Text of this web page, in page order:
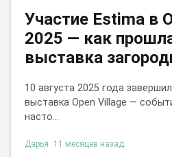
Участие Estima в
2025 — как
выставка
10 августа 2025 года
выставка Open Village —
насто...
Дарья 11 месяцев назад